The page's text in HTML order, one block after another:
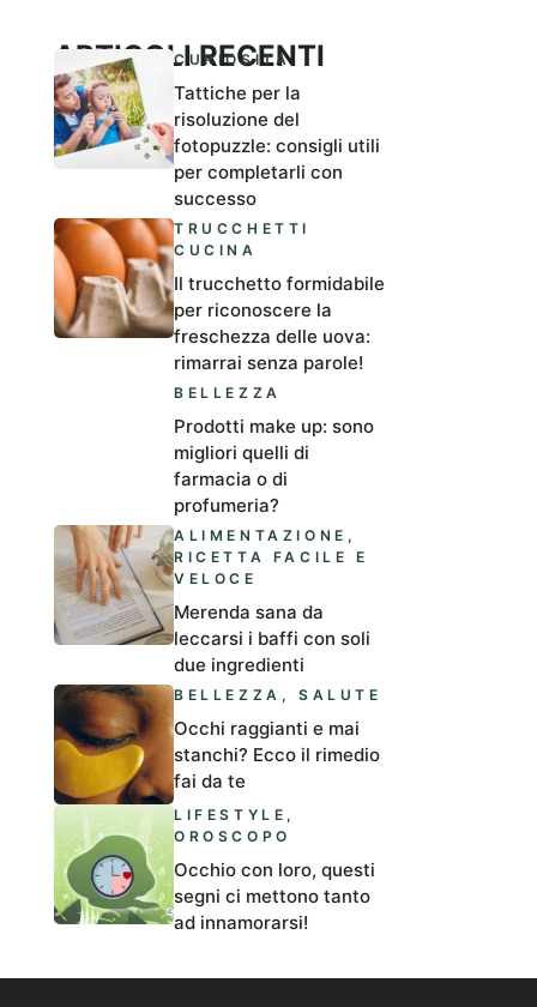
ARTICOLI RECENTI
CURIOSITÀ
Tattiche per la
risoluzione del
fotopuzzle: consigli utili
per completarli con
successo
TRUCCHETTI
CUCINA
Il trucchetto formidabile
per riconoscere la
freschezza delle uova:
rimarrai senza parole!
BELLEZZA
Prodotti make up: sono
migliori quelli di
farmacia o di
profumeria?
ALIMENTAZIONE ,
RICETTA FACILE E
VELOCE
Merenda sana da
leccarsi i baffi con soli
due ingredienti
BELLEZZA ,SALUTE
Occhi raggianti e mai
stanchi? Ecco il rimedio
fai da te
LIFESTYLE ,
OROSCOPO
Occhio con loro, questi
segni ci mettono tanto
ad innamorarsi!